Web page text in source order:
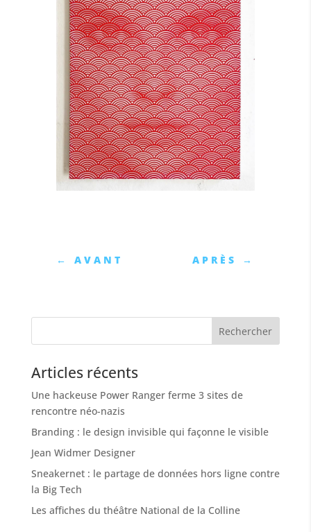
← AVANT APRÈS →
Articles récents
Une hackeuse Power Ranger ferme 3 sites de
rencontre néo-nazis
Branding : le design invisible qui façonne le visible
Jean Widmer Designer
Sneakernet : le partage de données hors ligne contre
la Big Tech
Les affiches du théâtre National de la Colline